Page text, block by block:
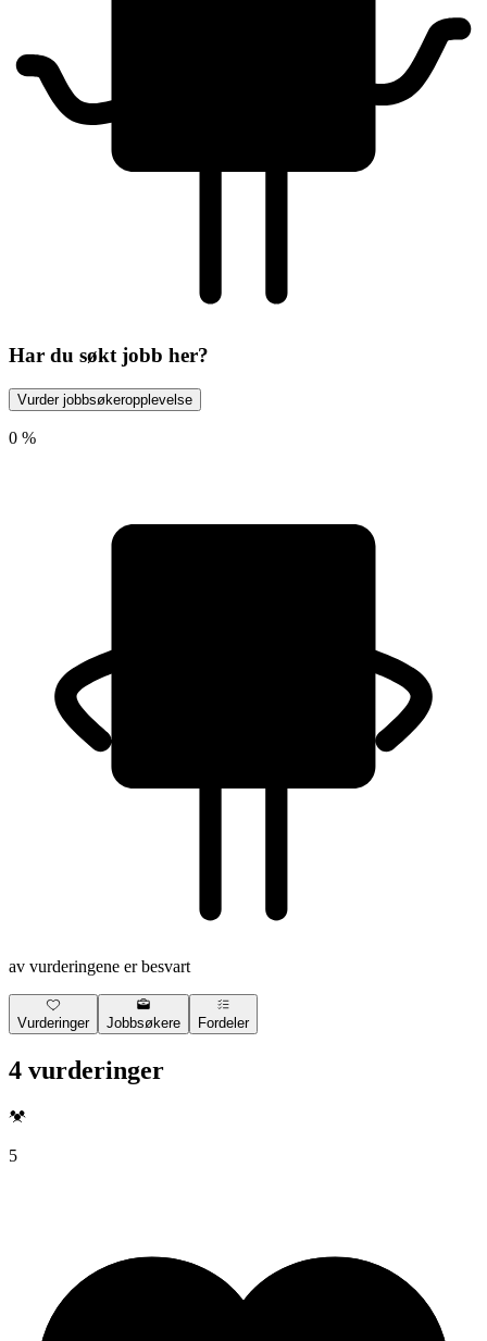
Har du søkt jobb her?
Vurder jobbsøkeropplevelse
0 %
av vurderingene er besvart
Vurderinger Jobbsøkere Fordeler
4 vurderinger
5